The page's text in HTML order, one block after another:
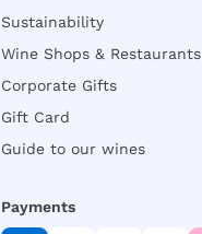
Sustainability
Wine Shops & Restaurants
Corporate Gifts
Gift Card
Guide to our wines
Payments